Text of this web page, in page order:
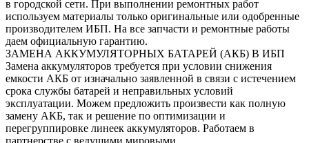
в городской сети. При выполнении ремонтных работ
используем материалы только оригинальные или одобренные
производителем ИБП. На все запчасти и ремонтные работы
даем официальную гарантию.
ЗАМЕНА АККУМУЛЯТОРНЫХ БАТАРЕЙ (АКБ) В ИБП
Замена аккумуляторов требуется при условии снижения
емкости АКБ от изначально заявленной в связи с истечением
срока службы батарей и неправильных условий
эксплуатации. Можем предложить произвести как полную
замену АКБ, так и решение по оптимизации и
перегруппировке линеек аккумуляторов. Работаем в
партнерстве с ведущими мировыми